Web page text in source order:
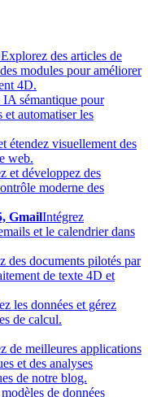
Explorez des articles de
modules pour améliorer
4D.
IA sémantique pour
et automatiser les
étendez visuellement des
web.
et développez des
moderne des
GmailIntégrez
et le calendrier dans
des documents pilotés par
de texte 4D et
les données et gérez
de calcul.
de meilleures applications
et des analyses
de notre blog.
de données